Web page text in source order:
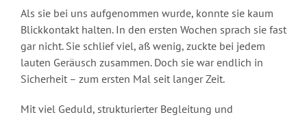
Als sie bei uns aufgenommen wurde, konnte sie kaum
Blickkontakt halten. In den ersten Wochen sprach sie fast
gar nicht. Sie schlief viel, aß wenig, zuckte bei jedem
lauten Geräusch zusammen. Doch sie war endlich in
Sicherheit – zum ersten Mal seit langer Zeit.
Mit viel Geduld, strukturierter Begleitung und